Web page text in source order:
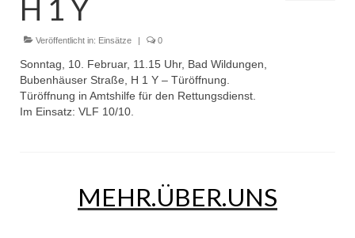
Dienstplan
Einsätze
Einsatzstichworte
Jugendfeuerwehr
Gründung Jugendfeuerwehr 1996
H 1 Y
Veröffentlicht in: Einsätze | 0
Sonntag, 10. Februar, 11.15 Uhr, Bad Wildungen,
Bubenhäuser Straße, H 1 Y – Türöffnung.
Türöffnung in Amtshilfe für den Rettungsdienst.
Im Einsatz: VLF 10/10.
MEHR.ÜBER.UNS